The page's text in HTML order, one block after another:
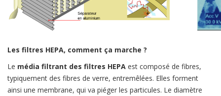
Les filtres HEPA, comment ça marche ?
Le média filtrant des filtres HEPA est composé de fibres,
typiquement des fibres de verre, entremêlées. Elles forment
ainsi une membrane, qui va piéger les particules. Le diamètre